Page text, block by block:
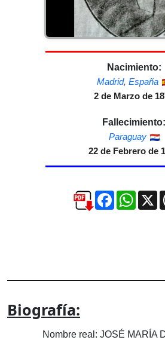
Nacimiento:
Madrid, España
2 de Marzo de
Fallecimiento:
Paraguay
22 de Febrero de
Facebook X
Biografía:
Nombre real: JOSÉ MARÍA